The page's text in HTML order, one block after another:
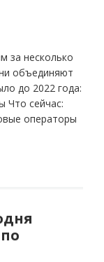
за несколько
объединяют
до 2022 года:
Что сейчас:
операторы